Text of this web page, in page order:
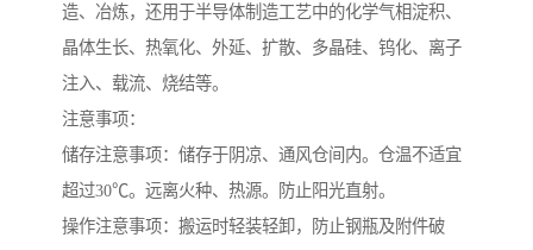
造、冶炼，还用于半导体制造工艺中的化学气相淀积、
晶体生长、热氧化、外延、扩散、多晶硅、钨化、离子
注入、载流、烧结等。
注意事项：
储存注意事项：储存于阴凉、通风仓间内。仓温不适宜
超过30℃。远离火种、热源。防止阳光直射。
操作注意事项：搬运时轻装轻卸，防止钢瓶及附件破